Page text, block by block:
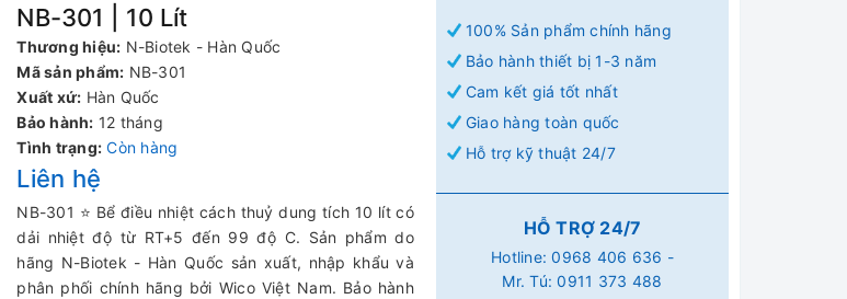
NB-301 | 10 Lít
Thương hiệu: N-Biotek - Hàn Quốc
Mã sản phẩm: NB-301
Xuất xứ: Hàn Quốc
Bảo hành: 12 tháng
Tình trạng: Còn hàng
Liên hệ
NB-301 ⭐ Bể điều nhiệt cách thuỷ dung tích 10 lít có
dải nhiệt độ từ RT+5 đến 99 độ C. Sản phẩm do
hãng N-Biotek - Hàn Quốc sản xuất, nhập khẩu và
phân phối chính hãng bởi Wico Việt Nam. Bảo hành
100% Sản phẩm chính hãng
Bảo hành thiết bị 1-3 năm
Cam kết giá tốt nhất
Giao hàng toàn quốc
Hỗ trợ kỹ thuật 24/7
HỖ TRỢ 24/7
Hotline:0968 406 636 -
Mr. Tú:0911 373 488